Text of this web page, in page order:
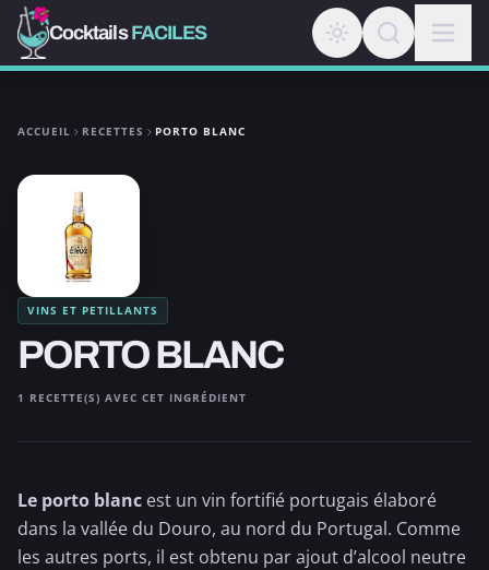
CocktailsFACILES
ACCUEIL RECETTES PORTO BLANC
VINS ET PETILLANTS
PORTO BLANC
1 RECETTE(S) AVEC CET INGRÉDIENT
Le porto blanc est un vin fortifié portugais élaboré
dans la vallée du Douro, au nord du Portugal. Comme
les autres ports, il est obtenu par ajout d’alcool neutre